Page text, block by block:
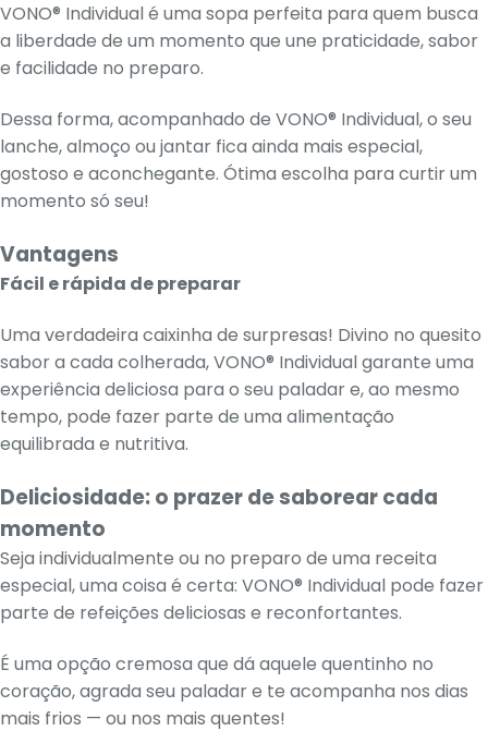
VONO® Individual é uma sopa perfeita para quem busca
a liberdade de um momento que une praticidade, sabor
e facilidade no preparo.
Dessa forma, acompanhado de VONO® Individual, o seu
lanche, almoço ou jantar fica ainda mais especial,
gostoso e aconchegante. Ótima escolha para curtir um
momento só seu!
Vantagens
Fácil e rápida de preparar
Uma verdadeira caixinha de surpresas! Divino no quesito
sabor a cada colherada, VONO® Individual garante uma
experiência deliciosa para o seu paladar e, ao mesmo
tempo, pode fazer parte de uma alimentação
equilibrada e nutritiva.
Deliciosidade: o prazer de saborear cada
momento
Seja individualmente ou no preparo de uma receita
especial, uma coisa é certa: VONO® Individual pode fazer
parte de refeições deliciosas e reconfortantes.
É uma opção cremosa que dá aquele quentinho no
coração, agrada seu paladar e te acompanha nos dias
mais frios — ou nos mais quentes!